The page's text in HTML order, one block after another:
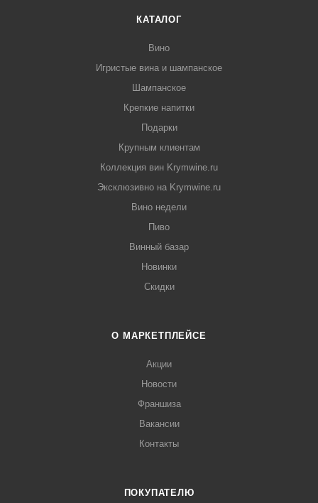
КАТАЛОГ
Вино
Игристые вина и шампанское
Шампанское
Крепкие напитки
Подарки
Крупным клиентам
Коллекция вин Krymwine.ru
Эксклюзивно на Krymwine.ru
Вино недели
Пиво
Винный базар
Новинки
Скидки
О МАРКЕТПЛЕЙСЕ
Акции
Новости
Франшиза
Вакансии
Контакты
ПОКУПАТЕЛЮ